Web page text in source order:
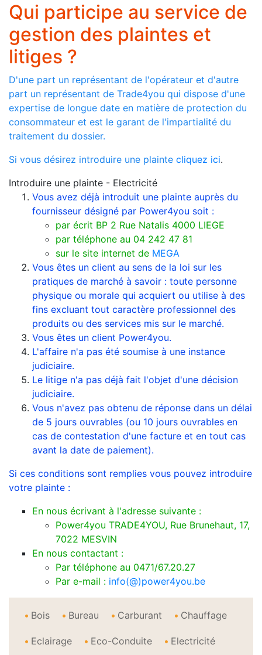
Qui participe au service de
gestion des plaintes et
litiges ?
D'une part un représentant de l'opérateur et d'autre
part un représentant de Trade4you qui dispose d'une
expertise de longue date en matière de protection du
consommateur et est le garant de l'impartialité du
traitement du dossier.
Si vous désirez introduire une plainte cliquez ici.
Introduire une plainte - Electricité
Vous avez déjà introduit une plainte auprès du
fournisseur désigné par Power4you soit :
par écrit BP 2 Rue Natalis 4000 LIEGE
par téléphone au 04 242 47 81
sur le site internet de MEGA
Vous êtes un client au sens de la loi sur les
pratiques de marché à savoir : toute personne
physique ou morale qui acquiert ou utilise à des
fins excluant tout caractère professionnel des
produits ou des services mis sur le marché.
Vous êtes un client Power4you.
L'affaire n'a pas été soumise à une instance
judiciaire.
Le litige n'a pas déjà fait l'objet d'une décision
judiciaire.
Vous n'avez pas obtenu de réponse dans un délai
de 5 jours ouvrables (ou 10 jours ouvrables en
cas de contestation d'une facture et en tout cas
avant la date de paiement).
Si ces conditions sont remplies vous pouvez introduire
votre plainte :
En nous écrivant à l'adresse suivante :
Power4you TRADE4YOU, Rue Brunehaut, 17,
7022 MESVIN
En nous contactant :
Par téléphone au 0471/67.20.27
Par e-mail : info(@)power4you.be
Bois Bureau Carburant Chauffage
Eclairage Eco-Conduite Electricité